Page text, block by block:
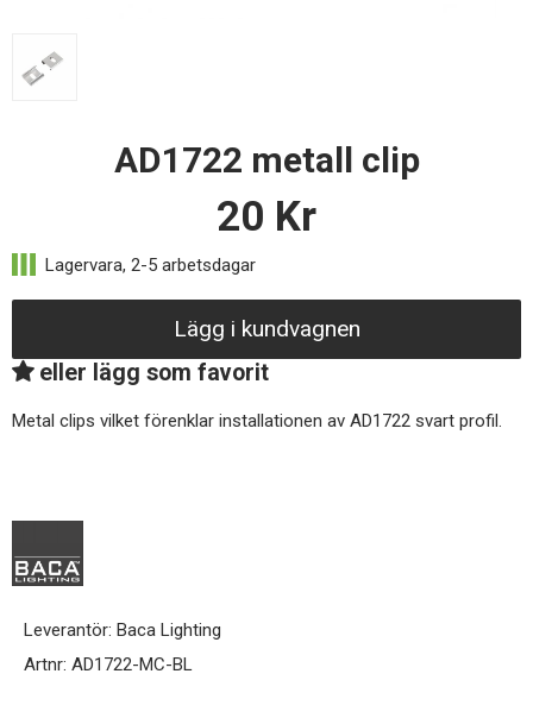
AD1722 metall clip
20 Kr
Lägg i kundvagnen
eller lägg som favorit
Metal clips vilket förenklar installationen av AD1722 svart profil.
Leverantör: Baca Lighting
Artnr: AD1722-MC-BL